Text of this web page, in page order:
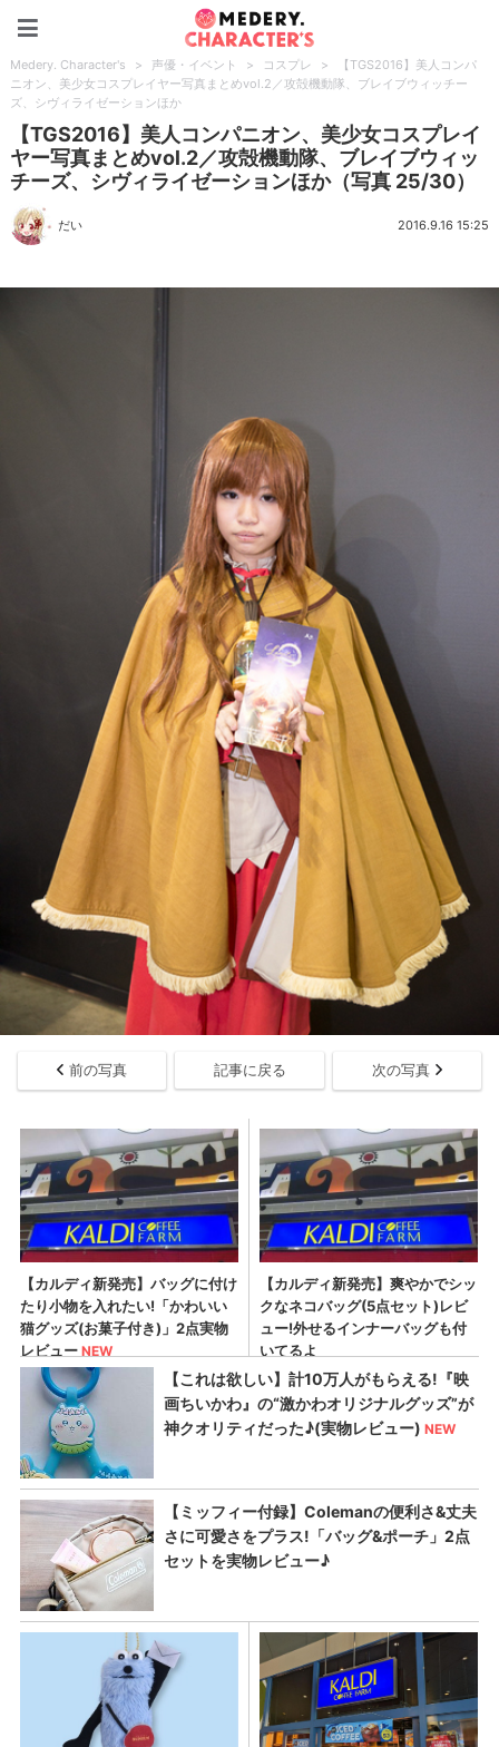
Medery. Character's > 声優・イベント > コスプレ >
【TGS2016】美人コンパ
ニオン、美少女コスプレイヤー写真まとめvol.2／攻殻機動隊、ブレイブウィッチー
ズ、シヴィライゼーションほか
【TGS2016】美人コンパニオン、美少女コスプレイ
ヤー写真まとめvol.2／攻殻機動隊、ブレイブウィッ
チーズ、シヴィライゼーションほか（写真 25/30）
だい 2016.9.16 15:25
前の写真 記事に戻る 次の写真